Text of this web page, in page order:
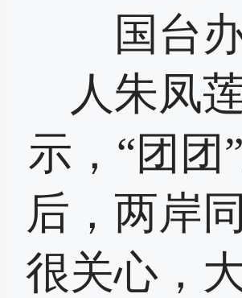
国台办
人朱凤
示，“团团
后，两岸
很关心，